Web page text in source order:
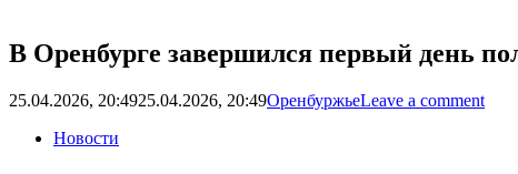
В Оренбурге завершился первый день
25.04.2026, 20:4925.04.2026, 20:49ОренбуржьеLeave a comment
Новости